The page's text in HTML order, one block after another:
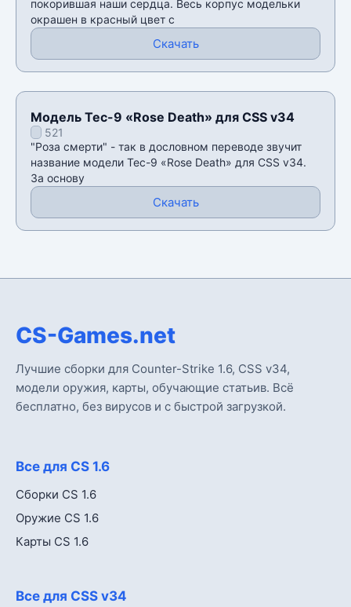
покорившая наши сердца. Весь корпус модельки
окрашен в красный цвет с
Скачать
Модель Tec-9 «Rose Death» для CSS v34
521
"Роза смерти" - так в дословном переводе звучит
название модели Tec-9 «Rose Death» для CSS v34.
За основу
Скачать
CS-Games.net
Лучшие сборки для Counter-Strike 1.6, CSS v34,
модели оружия, карты, обучающие статьив. Всё
бесплатно, без вирусов и с быстрой загрузкой.
Все для CS 1.6
Сборки CS 1.6
Оружие CS 1.6
Карты CS 1.6
Все для CSS v34